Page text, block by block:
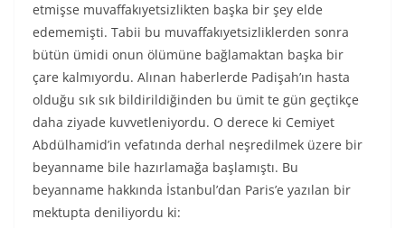
etmişse muvaffakıyetsizlikten başka bir şey elde
edememişti. Tabii bu muvaffakıyetsizliklerden sonra
bütün ümidi onun ölümüne bağlamaktan başka bir
çare kalmıyordu. Alınan haberlerde Padişah’ın hasta
olduğu sık sık bildirildiğinden bu ümit te gün geçtikçe
daha ziyade kuvvetleniyordu. O derece ki Cemiyet
Abdülhamid’in vefatında derhal neşredilmek üzere bir
beyanname bile hazırlamağa başlamıştı. Bu
beyanname hakkında İstanbul’dan Paris’e yazılan bir
mektupta deniliyordu ki: